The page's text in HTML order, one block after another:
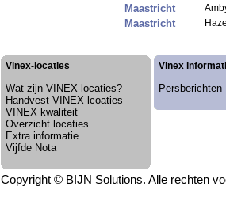
Maastricht
Maastricht
Vinex-locaties
Wat zijn VINEX-locaties?
Handvest VINEX-lcoaties
VINEX kwaliteit
Overzicht locaties
Extra informatie
Vijfde Nota
Vinex
Persberichten
Copyright © BIJN Solutions. Alle rechten